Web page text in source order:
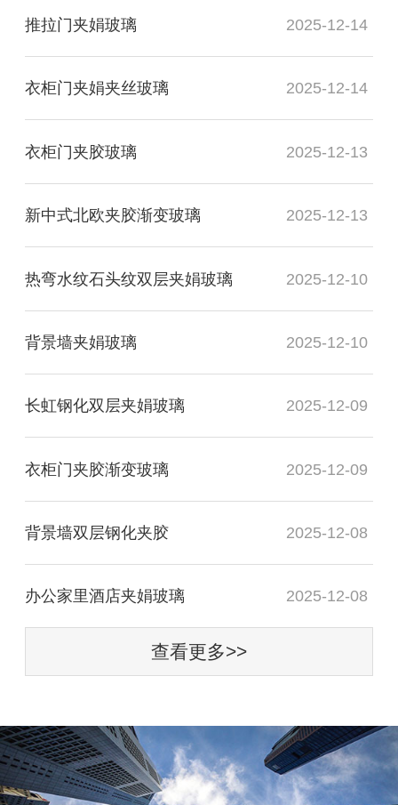
推拉门夹娟玻璃 2025-12-14
衣柜门夹娟夹丝玻璃 2025-12-14
衣柜门夹胶玻璃 2025-12-13
新中式北欧夹胶渐变玻璃 2025-12-13
热弯水纹石头纹双层夹娟玻璃 2025-12-10
背景墙夹娟玻璃 2025-12-10
长虹钢化双层夹娟玻璃 2025-12-09
衣柜门夹胶渐变玻璃 2025-12-09
背景墙双层钢化夹胶 2025-12-08
办公家里酒店夹娟玻璃 2025-12-08
查看更多>>